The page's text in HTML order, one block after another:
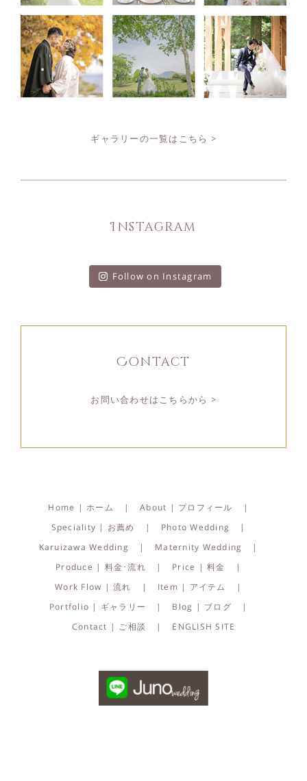
ギャラリーの一覧はこちら >
Instagram
Follow on Instagram
Contact
お問い合わせはこちらから >
Home | ホーム
About | プロフィール
Speciality | お薦め
Photo Wedding
Karuizawa Wedding
Maternity Wedding
Produce | 料金･流れ
Price | 料金
Work Flow | 流れ
Item | アイテム
Portfolio | ギャラリー
Blog | ブログ
Contact | ご相談
ENGLISH SITE